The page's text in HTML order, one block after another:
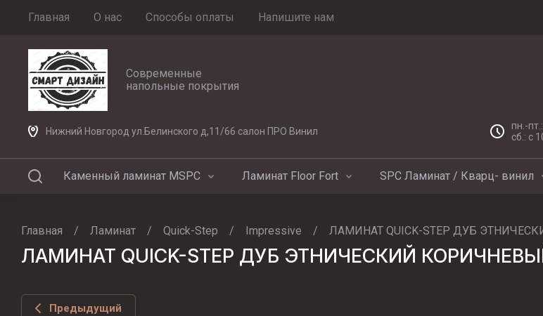
Главная О нас Способы оплаты Напишите нам
Современные
напольные покрытия
Нижний Новгород ул.Белинского д,11/66 салон ПРО Винил
пн.-
сб.: с
Каменный ламинат MSPC Ламинат Floor Fort SPC Ламинат / Кварц- винил
Главная / Ламинат / Quick-Step / Impressive / ЛАМИНАТ QUICK-STEP ДУБ
ЛАМИНАТ QUICK-STEP ДУБ ЭТНИЧЕСКИЙ КОРИЧНЕВЫЙ
Предыдущий